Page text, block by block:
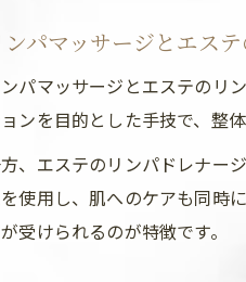
ンパマッサージとエス
パマッサージとエステのリ
ンを目的とした手技で、整
、エステのリンパドレナー
使用し、肌へのケアも同時
受けられるのが特徴です。